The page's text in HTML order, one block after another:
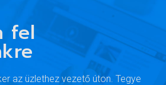
fel
az üzlethez vezető úton. Tegye